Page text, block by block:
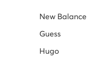
New Balance
Guess
Hugo